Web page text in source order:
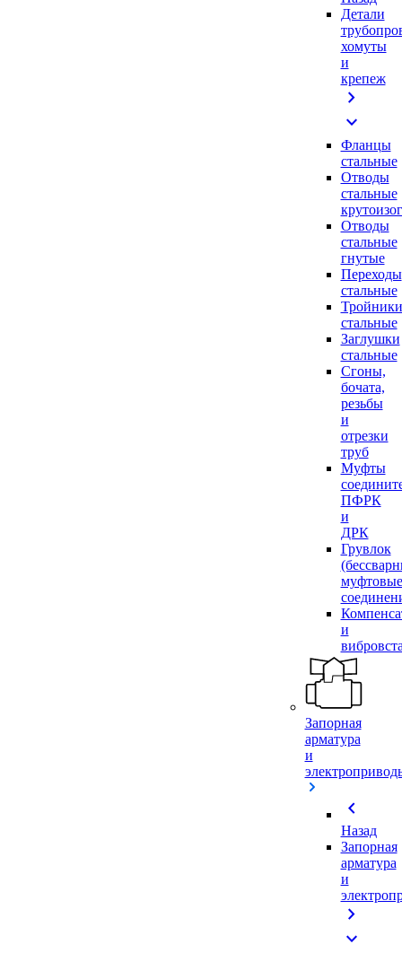
Детали
хомуты
и
крепеж
chevron_right
expand_more
Фланцы
стальные
Отводы
стальные
Отводы
стальные
гнутые
Переходы
стальные
Тройники
стальные
Заглушки
стальные
Сгоны,
бочата,
резьбы
и
отрезки
труб
Муфты
ПФРК
и
ДРК
Грувлок
муфтовые
и
Запорная
арматура
и
chevron_left
Назад
Запорная
арматура
и
chevron_right
expand_more